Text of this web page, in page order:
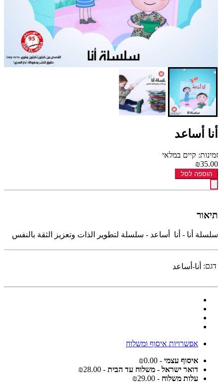
أنا أساعد
זמינות: קיים במלאי
₪35.00
הוספה לסל
תיאור
سلسلة أنا - أنا أساعد - سلسلة لتطوير الذات وتعزيز الثقة بالنفس
דגם: أنا-أساعد
אפשרויות איסוף ומשלוח
איסוף עצמי - ₪0.00
דואר ישראל - משלוח עד הבית - ₪28.00
עלות משלוח - ₪29.00